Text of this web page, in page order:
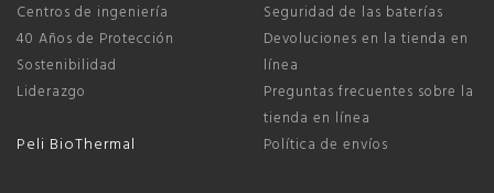
Centros de ingeniería
40 Años de Protección
Sostenibilidad
Liderazgo
Peli BioThermal
Seguridad de las baterías
Devoluciones en la tienda en
línea
Preguntas frecuentes sobre la
tienda en línea
Política de envíos